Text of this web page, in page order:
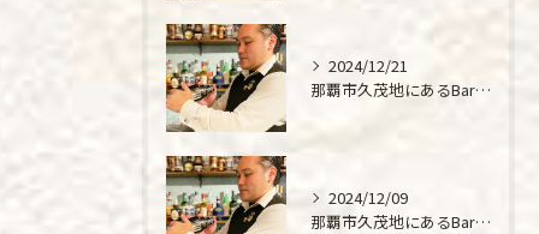
2024/12/21
那覇市久茂地にあるBarMiReiLLeの新展示漢字の紹介です。
2024/12/09
那覇市久茂地にあるBarMiReiLLeの忘新年会プランのの紹介です。